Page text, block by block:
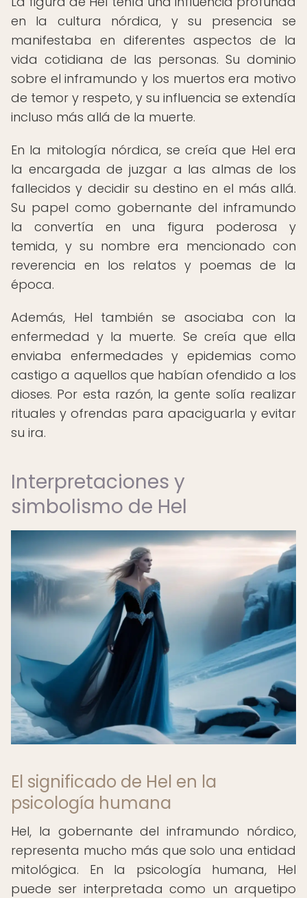
en la cultura nórdica, y su presencia se
manifestaba en diferentes aspectos de la
vida cotidiana de las personas. Su dominio
sobre el inframundo y los muertos era motivo
de temor y respeto, y su influencia se extendía
incluso más allá de la muerte.
En la mitología nórdica, se creía que Hel era
la encargada de juzgar a las almas de los
fallecidos y decidir su destino en el más allá.
Su papel como gobernante del inframundo
la convertía en una figura poderosa y
temida, y su nombre era mencionado con
reverencia en los relatos y poemas de la
época.
Además, Hel también se asociaba con la
enfermedad y la muerte. Se creía que ella
enviaba enfermedades y epidemias como
castigo a aquellos que habían ofendido a los
dioses. Por esta razón, la gente solía realizar
rituales y ofrendas para apaciguarla y evitar
su ira.
Interpretaciones y
simbolismo de Hel
El significado de Hel en la
psicología humana
Hel, la gobernante del inframundo nórdico,
representa mucho más que solo una entidad
mitológica. En la psicología humana, Hel
puede ser interpretada como un arquetipo